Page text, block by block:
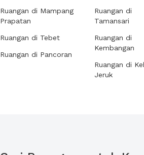
Ruangan di Mampang
Prapatan
Ruangan di Tebet
Ruangan di Pancoran
Ruangan di
Tamansari
Ruangan di
Kembangan
Ruangan di
Jeruk